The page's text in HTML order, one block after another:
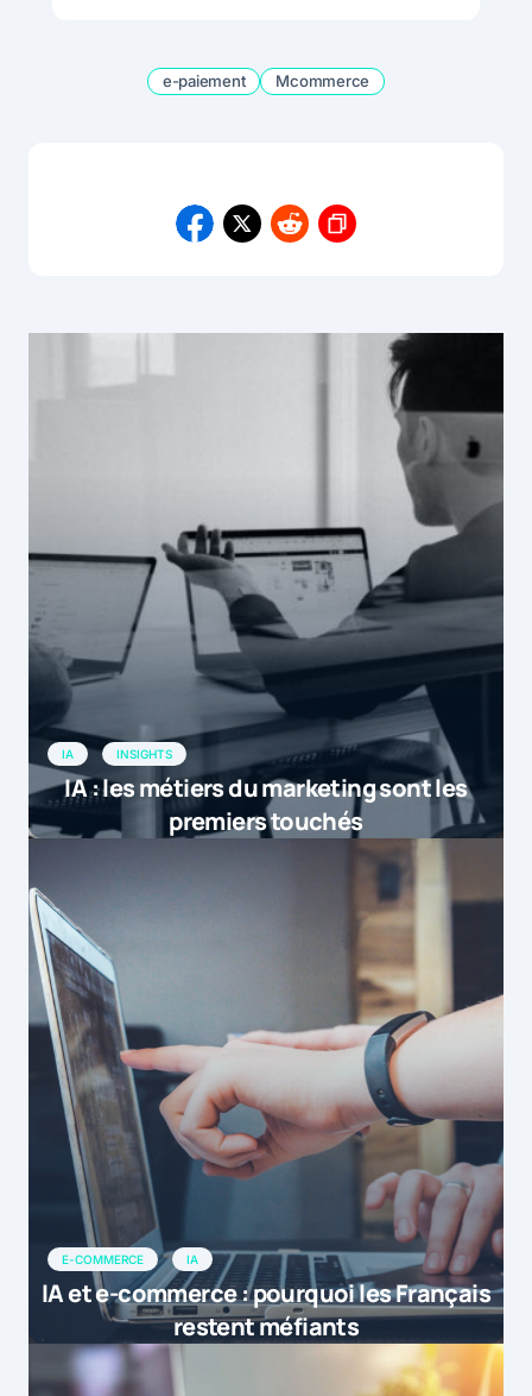
e-paiement Mcommerce
IA INSIGHTS
IA : les métiers du marketing sont les
premiers touchés
E-COMMERCE IA
IA et e-commerce : pourquoi les Français
restent méfiants